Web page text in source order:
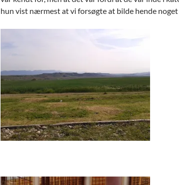
hun vist nærmest at vi forsøgte at bilde hende